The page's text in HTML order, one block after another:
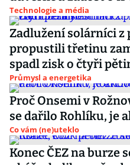
Technologie a média
Zadlužení solárníci z
propustili třetinu
spadl zisk o čtyři
Průmysl a energetika
Proč Onsemi v
se dařilo Rohlíku, je
Co vám (ne)uteklo
Konec ČEZ na burze